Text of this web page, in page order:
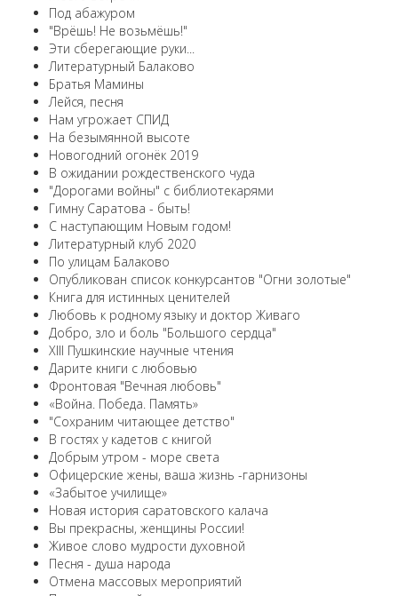
Под абажуром
"Врёшь! Не возьмёшь!"
Эти сберегающие руки...
Литературный Балаково
Братья Мамины
Лейся, песня
Нам угрожает СПИД
На безымянной высоте
Новогодний огонёк 2019
В ожидании рождественского чуда
"Дорогами войны" с библиотекарями
Гимну Саратова - быть!
С наступающим Новым годом!
Литературный клуб 2020
По улицам Балаково
Опубликован список конкурсантов "Огни золотые"
Книга для истинных ценителей
Любовь к родному языку и доктор Живаго
Добро, зло и боль "Большого сердца"
XIII Пушкинские научные чтения
Дарите книги с любовью
Фронтовая "Вечная любовь"
«Война. Победа. Память»
"Сохраним читающее детство"
В гостях у кадетов с книгой
Добрым утром - море света
Офицерские жены, ваша жизнь -гарнизоны
«Забытое училище»
Новая история саратовского калача
Вы прекрасны, женщины России!
Живое слово мудрости духовной
Песня - душа народа
Отмена массовых мероприятий